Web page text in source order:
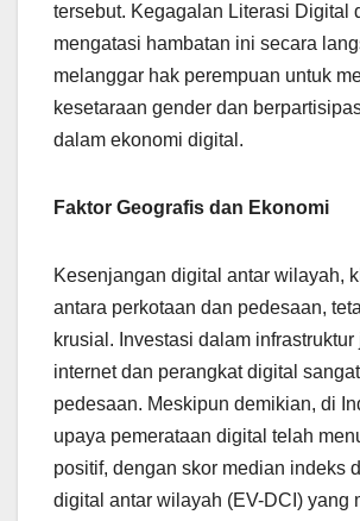
tersebut. Kegagalan Literasi Digital
mengatasi hambatan ini secara
melanggar hak perempuan untuk
kesetaraan gender dan
dalam ekonomi digital.
Faktor Geografis dan Ekonomi
Kesenjangan digital antar wilayah,
antara perkotaan dan pedesaan,
krusial. Investasi dalam infrastruktur
internet dan perangkat digital
pedesaan. Meskipun demikian, di
upaya pemerataan digital telah
positif, dengan skor median indeks
digital antar wilayah (EV-DCI) yang